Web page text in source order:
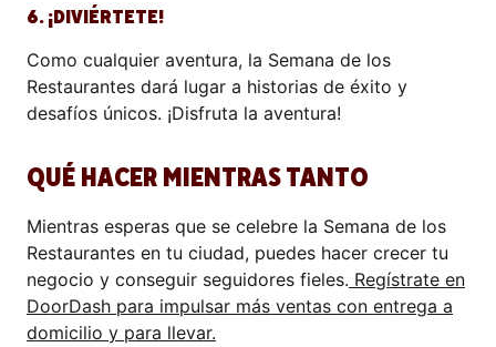
6. ¡DIVIÉRTETE!
Como cualquier aventura, la Semana de los
Restaurantes dará lugar a historias de éxito y
desafíos únicos. ¡Disfruta la aventura!
QUÉ HACER MIENTRAS TANTO
Mientras esperas que se celebre la Semana de los
Restaurantes en tu ciudad, puedes hacer crecer tu
negocio y conseguir seguidores fieles. Regístrate en
DoorDash para impulsar más ventas con entrega a
domicilio y para llevar.